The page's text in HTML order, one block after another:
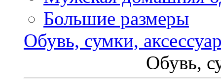
Большие размеры
Обувь, сумки,
Обувь,